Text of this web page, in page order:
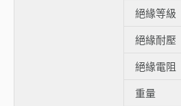
絕緣等級
絕緣耐壓
絕緣電阻
重量